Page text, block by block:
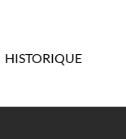
HISTORIQUE